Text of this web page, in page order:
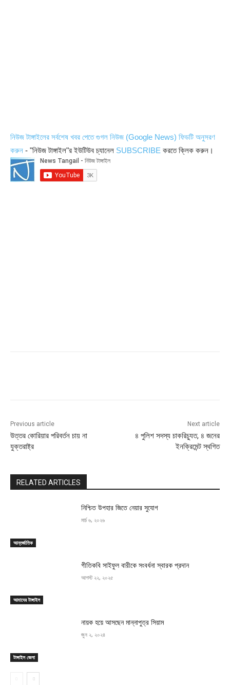
নিউজ টাঙ্গাইলের সর্বশেষ খবর পেতে গুগল নিউজ (Google News) ফিডটি অনুসরণ
করুন - "নিউজ টাঙ্গাইল"র ইউটিউব চ্যানেল SUBSCRIBE করতে ক্লিক করুন।
Previous article
উত্তর কোরিয়ার পরিবর্তন চায় না
যুক্তরাষ্ট্র
Next article
৪ পুলিশ সদস্য চাকরিচ্যুত, ৪ জনের
ইনক্রিমেন্ট স্থগিত
RELATED ARTICLES
আন্তর্জাতিক
নিশ্চিত উপহার জিতে নেয়ার সুযোগ
মার্চ ৬, ২০২৬
আমাদের টাঙ্গাইল
গীতিকবি সাইফুল বারীকে সংবর্ধনা স্বারক প্রদান
আগস্ট ২২, ২০২৫
টাঙ্গাইল জেলা
নায়ক হয়ে আসছেন মান্নাপুত্র সিয়াম
জুন ২, ২০২৪